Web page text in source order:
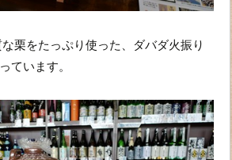
栗をたっぷり使った、ダバダ火振り
ています。